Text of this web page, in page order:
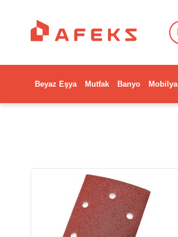
Beyaz Eşya Mutfak Banyo Mobilya